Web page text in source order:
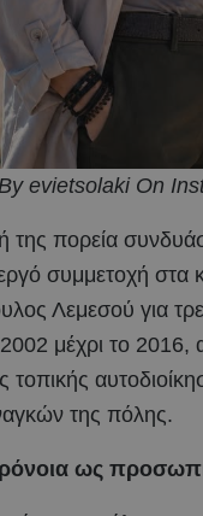
evietsolaki On
της πορεία
συμμετοχή στα
Λεμεσού για
μέχρι το 2016,
τοπικής
της πόλης.
ως